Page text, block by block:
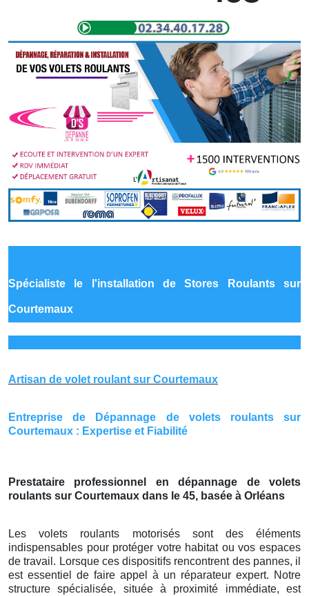
Spécialiste le l'installation de Stores Roulants sur
Courtemaux
Artisan de volet roulant sur Courtemaux
Entreprise de Dépannage de volets roulants sur
Courtemaux : Expertise et Fiabilité
Prestataire professionnel en dépannage de volets
roulants sur Courtemaux dans le 45, basée à Orléans
Les volets roulants motorisés sont des éléments
indispensables pour protéger votre habitat ou vos espaces
de travail. Lorsque ces dispositifs rencontrent des pannes, il
est essentiel de faire appel à un réparateur expert. Notre
structure spécialisée, située à proximité immédiate, est